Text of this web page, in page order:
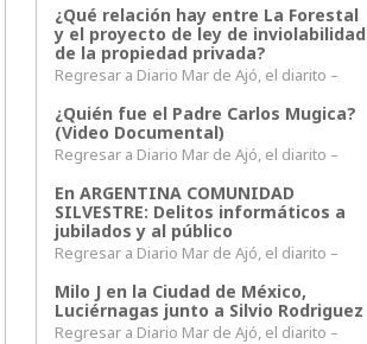
¿Qué relación hay entre La Forestal
y el proyecto de ley de inviolabilidad
de la propiedad privada?
Regresar a Diario Mar de Ajó, el diarito –
¿Quién fue el Padre Carlos Mugica?
(Video Documental)
Regresar a Diario Mar de Ajó, el diarito –
En ARGENTINA COMUNIDAD
SILVESTRE: Delitos informáticos a
jubilados y al público
Regresar a Diario Mar de Ajó, el diarito –
Milo J en la Ciudad de México,
Luciérnagas junto a Silvio Rodriguez
Regresar a Diario Mar de Ajó, el diarito –